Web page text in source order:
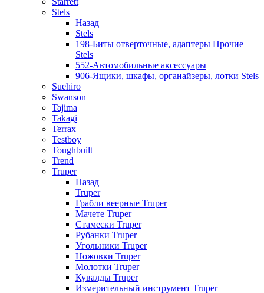
Stels
Назад
Stels
198-Биты отверточные, адаптеры Прочие
Stels
552-Автомобильные аксессуары
906-Ящики, шкафы, органайзеры, лотки Stels
Suehiro
Swanson
Tajima
Takagi
Terrax
Testboy
Toughbuilt
Trend
Truper
Назад
Truper
Грабли веерные Truper
Мачете Truper
Стамески Truper
Рубанки Truper
Угольники Truper
Ножовки Truper
Молотки Truper
Кувалды Truper
Измерительный инструмент Truper